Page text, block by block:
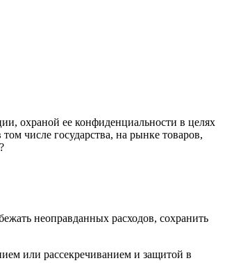
охраной ее конфиденциальности в целях
числе государства, на рынке товаров,
неоправданных расходов, сохранить
или рассекречиванием и защитой в